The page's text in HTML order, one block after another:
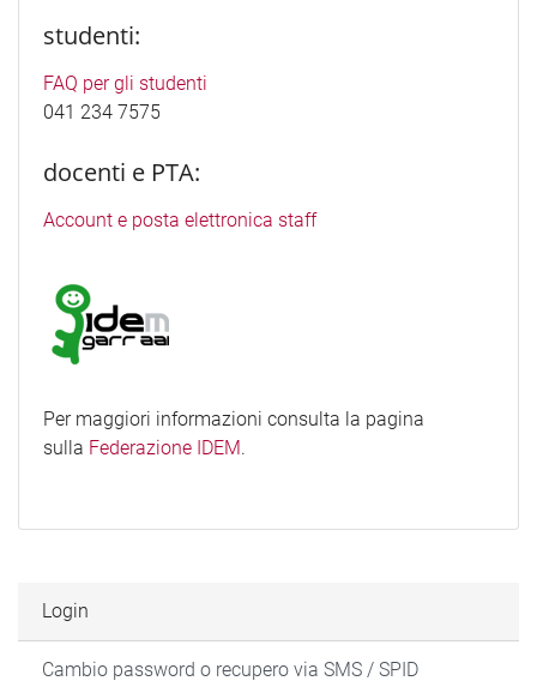
studenti:
FAQ per gli studenti
041 234 7575
docenti e PTA:
Account e posta elettronica staff
Per maggiori informazioni consulta la pagina
sulla Federazione IDEM.
Login
Cambio password o recupero via SMS / SPID